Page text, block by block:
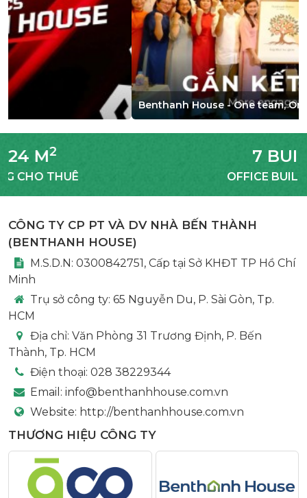
Benthanh House - One team, One dream, One Journey
OFFICE BUILDING & MBKD
CÔNG TY CP PT VÀ DV NHÀ BẾN THÀNH
(BENTHANH HOUSE)
M.S.D.N: 0300842751, Cấp tại Sở KHĐT TP Hồ Chí
Minh
Trụ sở công ty: 65 Nguyễn Du, P. Sài Gòn, Tp.
HCM
Địa chỉ: Văn Phòng 31 Trương Định, P. Bến
Thành, Tp. HCM
Điện thoại: 028 38229344
Email: info@benthanhhouse.com.vn
Website: http://benthanhhouse.com.vn
THƯƠNG HIỆU CÔNG TY